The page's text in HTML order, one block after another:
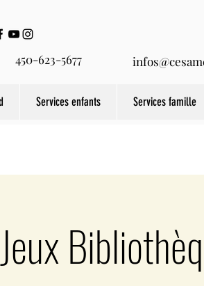
450-623-5677
Services enfants Services famille